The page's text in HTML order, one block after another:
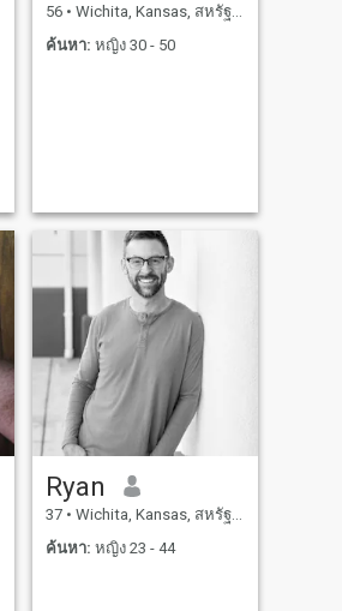
56 • Wichita, Kansas, สหรัฐอเมริกา
ค้นหา: หญิง 30 - 50
Ryan
37 • Wichita, Kansas, สหรัฐอเมริกา
ค้นหา: หญิง 23 - 44